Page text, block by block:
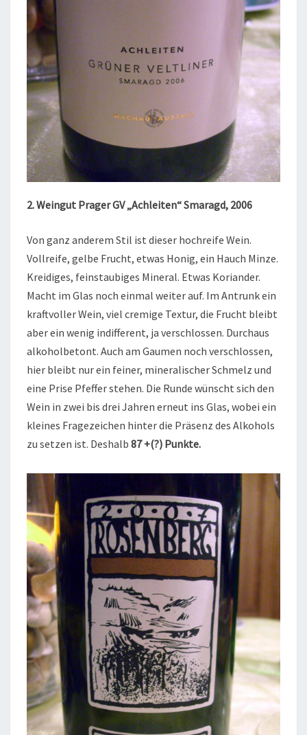
2. Weingut Prager GV „Achleiten“ Smaragd, 2006
Von ganz anderem Stil ist dieser hochreife Wein.
Vollreife, gelbe Frucht, etwas Honig, ein Hauch Minze.
Kreidiges, feinstaubiges Mineral. Etwas Koriander.
Macht im Glas noch einmal weiter auf. Im Antrunk ein
kraftvoller Wein, viel cremige Textur, die Frucht bleibt
aber ein wenig indifferent, ja verschlossen. Durchaus
alkoholbetont. Auch am Gaumen noch verschlossen,
hier bleibt nur ein feiner, mineralischer Schmelz und
eine Prise Pfeffer stehen. Die Runde wünscht sich den
Wein in zwei bis drei Jahren erneut ins Glas, wobei ein
kleines Fragezeichen hinter die Präsenz des Alkohols
zu setzen ist. Deshalb 87 +(?) Punkte.